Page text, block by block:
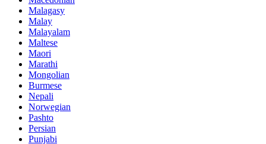
Malagasy
Malay
Malayalam
Maltese
Maori
Marathi
Mongolian
Burmese
Nepali
Norwegian
Pashto
Persian
Punjabi